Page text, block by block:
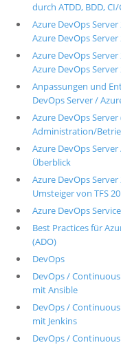
durch ATDD, BDD,
Azure DevOps
Azure DevOps Server
Azure DevOps
Azure DevOps Server
Anpassungen und
DevOps Server /
Azure DevOps
Administration/
Azure DevOps
Überblick
Azure DevOps
Umsteiger von TFS
Azure DevOps
Best Practices für
(ADO)
DevOps
DevOps /
mit Ansible
DevOps /
mit Jenkins
DevOps /